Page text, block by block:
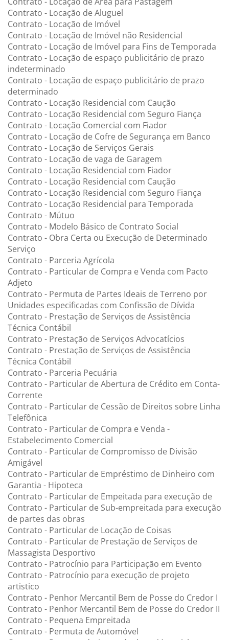
Contrato - Locação de Aluguel
Contrato - Locação de Imóvel
Contrato - Locação de Imóvel não Residencial
Contrato - Locação de Imóvel para Fins de Temporada
Contrato - Locação de espaço publicitário de prazo
indeterminado
Contrato - Locação de espaço publicitário de prazo
determinado
Contrato - Locação Residencial com Caução
Contrato - Locação Residencial com Seguro Fiança
Contrato - Locação Comercial com Fiador
Contrato - Locação de Cofre de Segurança em Banco
Contrato - Locação de Serviços Gerais
Contrato - Locação de vaga de Garagem
Contrato - Locação Residencial com Fiador
Contrato - Locação Residencial com Caução
Contrato - Locação Residencial com Seguro Fiança
Contrato - Locação Residencial para Temporada
Contrato - Mútuo
Contrato - Modelo Básico de Contrato Social
Contrato - Obra Certa ou Execução de Determinado
Serviço
Contrato - Parceria Agrícola
Contrato - Particular de Compra e Venda com Pacto
Adjeto
Contrato - Permuta de Partes Ideais de Terreno por
Unidades especificadas com Confissão de Dívida
Contrato - Prestação de Serviços de Assistência
Técnica Contábil
Contrato - Prestação de Serviços Advocatícios
Contrato - Prestação de Serviços de Assistência
Técnica Contábil
Contrato - Parceria Pecuária
Contrato - Particular de Abertura de Crédito em Conta-
Corrente
Contrato - Particular de Cessão de Direitos sobre Linha
Telefônica
Contrato - Particular de Compra e Venda -
Estabelecimento Comercial
Contrato - Particular de Compromisso de Divisão
Amigável
Contrato - Particular de Empréstimo de Dinheiro com
Garantia - Hipoteca
Contrato - Particular de Empeitada para execução de
Contrato - Particular de Sub-empreitada para execução
de partes das obras
Contrato - Particular de Locação de Coisas
Contrato - Particular de Prestação de Serviços de
Massagista Desportivo
Contrato - Patrocínio para Participação em Evento
Contrato - Patrocínio para execução de projeto
artistico
Contrato - Penhor Mercantil Bem de Posse do Credor I
Contrato - Penhor Mercantil Bem de Posse do Credor II
Contrato - Pequena Empreitada
Contrato - Permuta de Automóvel